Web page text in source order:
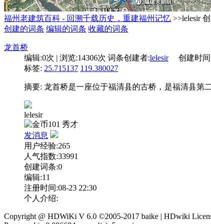
福州老建筑百科 - 回溯千载历史，重建福州记忆 >>lelesir
创建的词条 编辑的词条 收藏的词条
龙首桥
编辑:0次 | 浏览:14306次 词条创建者:lelesir创建时间
标签: 25.715137 119.380027
摘要: 龙首桥是一座位于福清县的古桥，是福清县第
lelesir
101 秀才
发消息
用户经验:265
人气指数:33991
创建词条:0
编辑:11
注册时间:08-23 22:30
个人介绍:
Copyright @ HDWiKi V 6.0 ©2005-2017 baike | HDwiki